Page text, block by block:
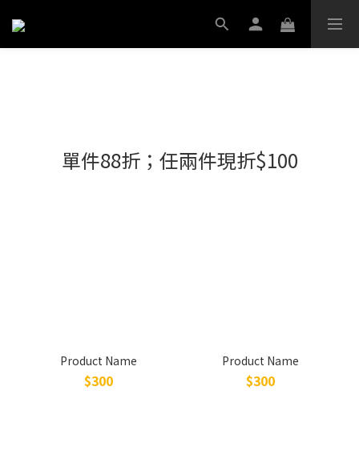
單件88折；任兩件現折$100
Product Name
$300
Product Name
$300